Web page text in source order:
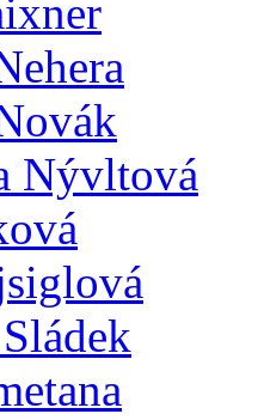
Nývltová